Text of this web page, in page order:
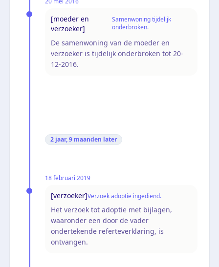
[moeder en
verzoeker]
Samenwoning tijdelijk
onderbroken.
De samenwoning van de moeder en
verzoeker is tijdelijk onderbroken tot 20-
12-2016.
2 jaar, 9 maanden later
18 februari 2019
[verzoeker]Verzoek adoptie ingediend.
Het verzoek tot adoptie met bijlagen,
waaronder een door de vader
ondertekende referteverklaring, is
ontvangen.